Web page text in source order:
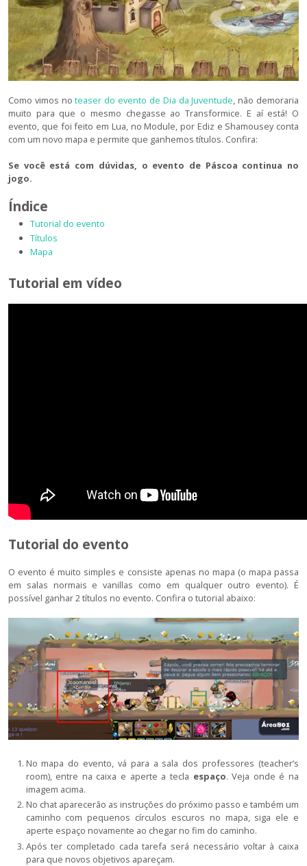
Como vimos noteaser do evento de Dia da Juventude , não demoraria
muito para que o mesmo chegasse ao Transformice. E aí está! O
evento, que foi feito em Lua, no Module, por Ediz e Shamousey conta
com um novo mapa e permite que ganhemos títulos. Confira:
Se você está com dúvidas, o evento de Páscoa continua no
jogo.
Índice
Tutorial do evento
Títulos
Mapa
Tutorial em vídeo
Tutorial do evento
O evento é muito simples e consiste apenas no mapa (o mapa passa
em salas normais e vanillas como em qualquer outro evento). É
possível ganhar 2 títulos no evento. Confira o tutorial abaixo:
No mapa do evento, vá para a sala dos professores (teacher’s
room), entre na caixa e aperte a tecla espaço. Veja onde é na
imagem acima.
No chat aparecerão as instruções do próximo passo e também um
caminho com pequenos círculos escuros no mapa, siga ele e
aperte espaço novamente ao chegar no fim do caminho.
Após ter completado cada tarefa será necessário voltar à caixa
para que novos objetivos apareçam.